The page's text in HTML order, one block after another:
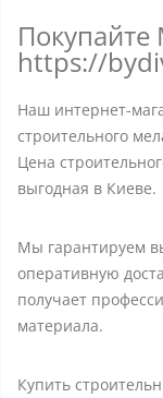
https://
Наш интернет-
строительного
Цена
выгодная в Киеве.
Мы гарантируем
оперативную
получает
материала.
Купить